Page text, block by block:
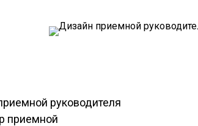
руководителя
приемной